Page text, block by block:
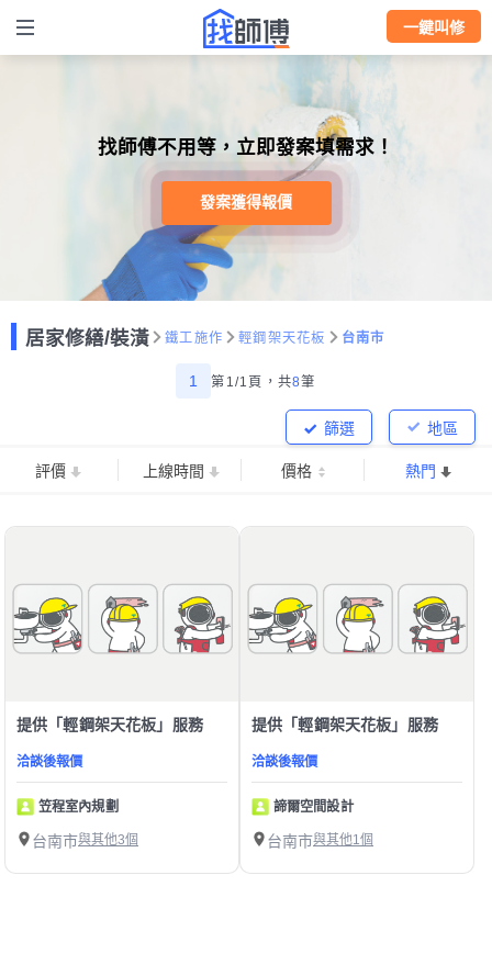
一鍵叫修
找師傅不用等，立即發案填需求！
發案獲得報價
居家修繕/裝潢 鐵工施作 輕鋼架天花板 台南市
1 第1/1頁， 共8筆
地區
篩選
評價 上線時間 價格 熱門
提供「輕鋼架天花板」服務
洽談後報價
笠程室內規劃
台南市與其他3個
提供「輕鋼架天花板」服務
洽談後報價
諦爾空間設計
台南市與其他1個